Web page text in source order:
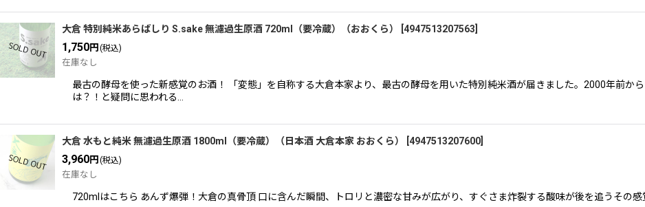
大倉 特別純米あらばしり S.sake 無濾過生原酒 720ml（要冷蔵）（おおくら） 4947513207563
1,750円 (税込)
在庫なし
最古の酵母を使った新感覚のお酒！ 「変態」を自称する大倉本家より、最古の酵母を用いた特別純米酒が届きました。2000年前か
は？！と疑問に思われる…
大倉 水もと純米 無濾過生原酒 1800ml（要冷蔵）（日本酒 大倉本家 おおくら） 4947513207600
3,960円 (税込)
在庫なし
720mlはこちら あんず爆弾！大倉の真骨頂 口に含んだ瞬間、トロリと濃密な甘みが広がり、すぐさま炸裂する酸味が後を追う――その感